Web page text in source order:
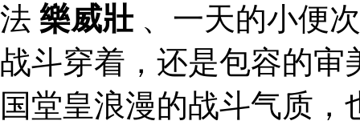
法 樂威壯、一天的小便
战斗穿着，还是包容的审
国堂皇浪漫的战斗气质